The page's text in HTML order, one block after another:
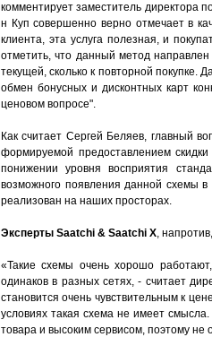
комментирует заместитель директора
н Куп совершенно верно отмечает в
клиента, эта услуга полезная, и
отметить, что данный метод
текущей, сколько к повторной
обмен бонусных и дисконтных карт
ценовом вопросе".
Как считает Сергей Беляев, главный
формируемой предоставлением
понижении уровня восприятия
возможного появления данной схемы в
реализован на наших просторах.
Эксперты Saatchi & Saatchi X,
«Такие схемы очень хорошо
одинаков в разных сетях, - считает
становится очень чувствительным к
условиях такая схема не имеет
товара и высоким сервисом, поэтому не